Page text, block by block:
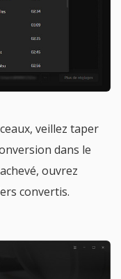
veillez taper
dans le
ouvrez
convertis.